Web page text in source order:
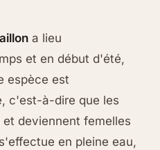
a lieu
et en début d'été,
espèce est
c'est-à-dire que les
deviennent femelles
en pleine eau,